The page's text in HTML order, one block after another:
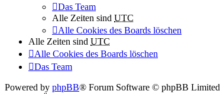
Das Team
Alle Zeiten sind UTC
Alle Cookies des Boards löschen
Alle Zeiten sind UTC
Alle Cookies des Boards löschen
Das Team
Powered by phpBB® Forum Software © phpBB Limited